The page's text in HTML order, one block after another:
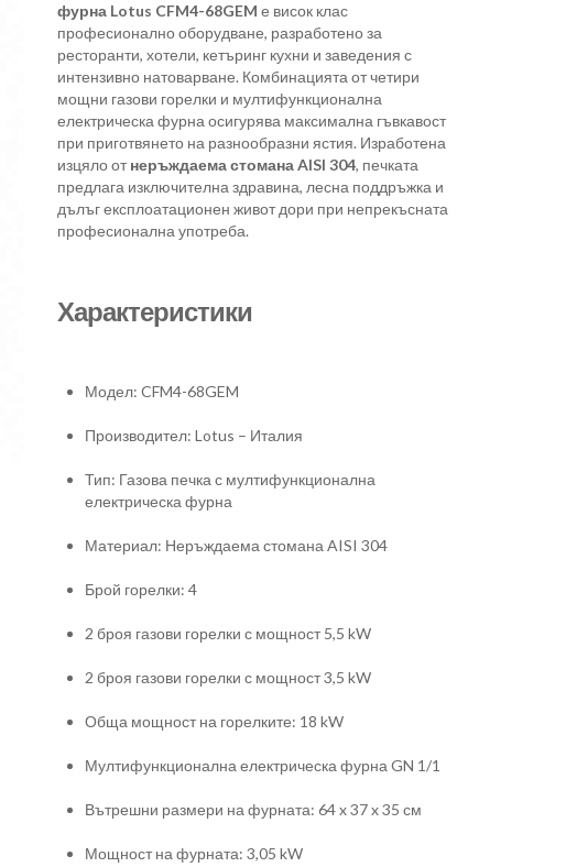
фурна Lotus CFM4-68GEM е висок клас
професионално оборудване, разработено за
ресторанти, хотели, кетъринг кухни и заведения с
интензивно натоварване. Комбинацията от четири
мощни газови горелки и мултифункционална
електрическа фурна осигурява максимална гъвкавост
при приготвянето на разнообразни ястия. Изработена
изцяло отнеръждаема стомана AISI 304, печката
предлага изключителна здравина, лесна поддръжка и
дълъг експлоатационен живот дори при непрекъсната
професионална употреба.
Характеристики
Модел: CFM4-68GEM
Производител: Lotus – Италия
Тип: Газова печка с мултифункционална
електрическа фурна
Материал: Неръждаема стомана AISI 304
Брой горелки: 4
2 броя газови горелки с мощност 5,5 kW
2 броя газови горелки с мощност 3,5 kW
Обща мощност на горелките: 18 kW
Мултифункционална електрическа фурна GN 1/1
Вътрешни размери на фурната: 64 x 37 x 35 см
Мощност на фурната: 3,05 kW